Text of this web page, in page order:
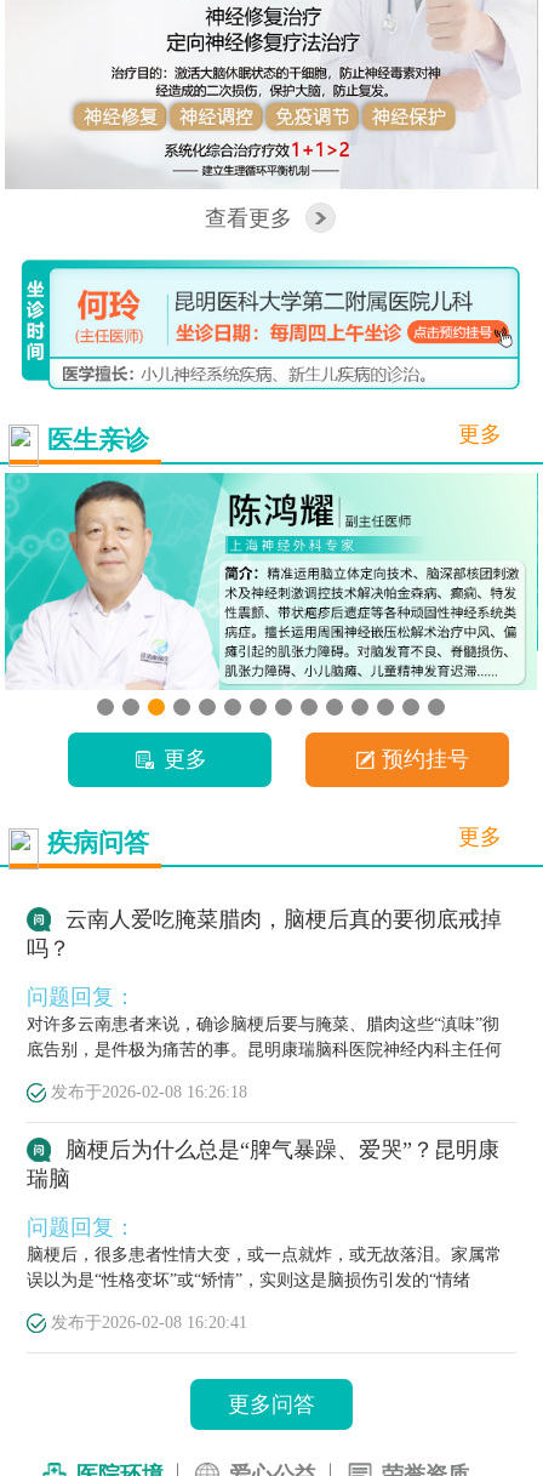
查看更多
医生亲诊 更多
更多 预约挂号
疾病问答 更多
云南人爱吃腌菜腊肉，脑梗后真的要彻底戒掉
吗？
问题回复：
对许多云南患者来说，确诊脑梗后要与腌菜、腊肉这些“滇味”彻
底告别，是件极为痛苦的事。昆明康瑞脑科医院神经内科主任何
发布于2026-02-08 16:26:18
脑梗后为什么总是“脾气暴躁、爱哭”？昆明康
瑞脑
问题回复：
脑梗后，很多患者性情大变，或一点就炸，或无故落泪。家属常
误以为是“性格变坏”或“矫情”，实则这是脑损伤引发的“情绪
发布于2026-02-08 16:20:41
更多问答